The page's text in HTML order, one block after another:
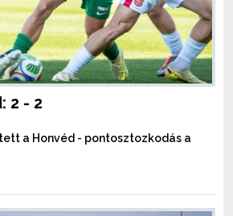
2 - 2
a Honvéd - pontosztozkodás a